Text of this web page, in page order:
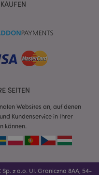
SEITEN
Websites an, auf denen
Kundenservice in Ihrer
können.
z o.o. Ul. Graniczna 8AA, 54-
www.puckator.de